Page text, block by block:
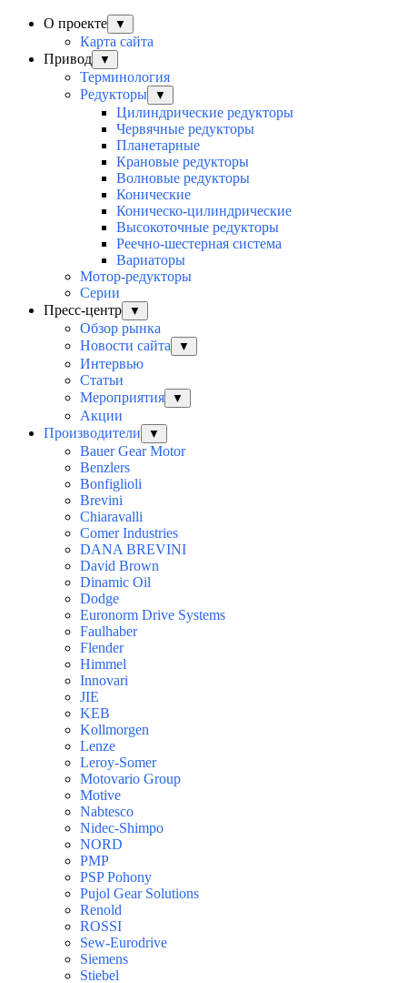
О проекте ▼
Карта сайта
Привод
▼
Терминология
Редукторы
▼
Цилиндрические редукторы
Червячные редукторы
Планетарные
Крановые редукторы
Волновые редукторы
Конические
Коническо-цилиндрические
Высокоточные редукторы
Реечно-шестерная система
Вариаторы
Мотор-редукторы
Серии
Пресс-центр
▼
Обзор рынка
Новости сайта
▼
Интервью
Статьи
Мероприятия
▼
Акции
Производители
▼
Bauer Gear Motor
Benzlers
Bonfiglioli
Brevini
Chiaravalli
Comer Industries
DANA BREVINI
David Brown
Dinamic Oil
Dodge
Euronorm Drive Systems
Faulhaber
Flender
Himmel
Innovari
JIE
KEB
Kollmorgen
Lenze
Leroy-Somer
Motovario Group
Motive
Nabtesco
Nidec-Shimpo
NORD
PMP
PSP Pohony
Pujol Gear Solutions
Renold
ROSSI
Sew-Eurodrive
Siemens
Stiebel